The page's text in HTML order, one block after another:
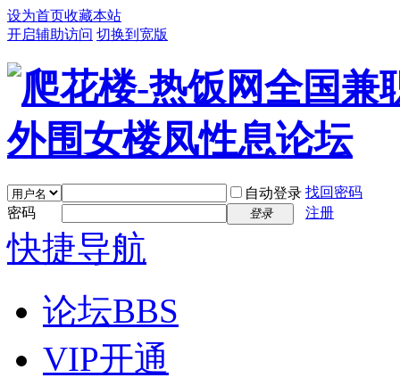
设为首页收藏本站
开启辅助访问 切换到宽版
自动登录 找回密码
密码
登录 注册
快捷导航
论坛BBS
VIP开通